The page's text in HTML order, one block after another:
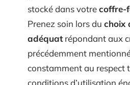
stocké dans votrecoffre-
Prenez soin lors du choix
adéquatrépondant aux
précédemment
constamment au respect
conditions d’utilisation